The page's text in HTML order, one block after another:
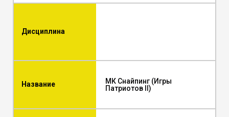
Дисциплина
Название
МК Снайпинг (Игры
Патриотов II)